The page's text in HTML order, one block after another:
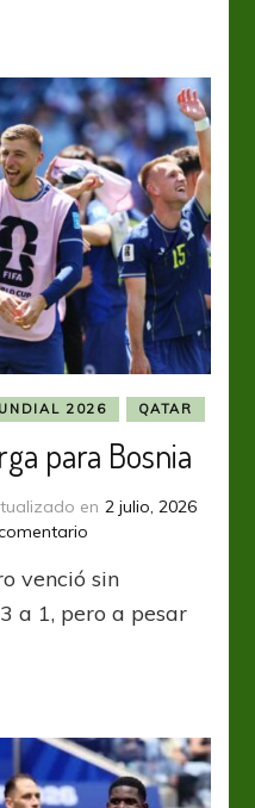
Estados
Unidos
2026 QATAR
para Bosnia
en 2 julio, 2026
en
victoria
venció sin
a 1, pero a pesar